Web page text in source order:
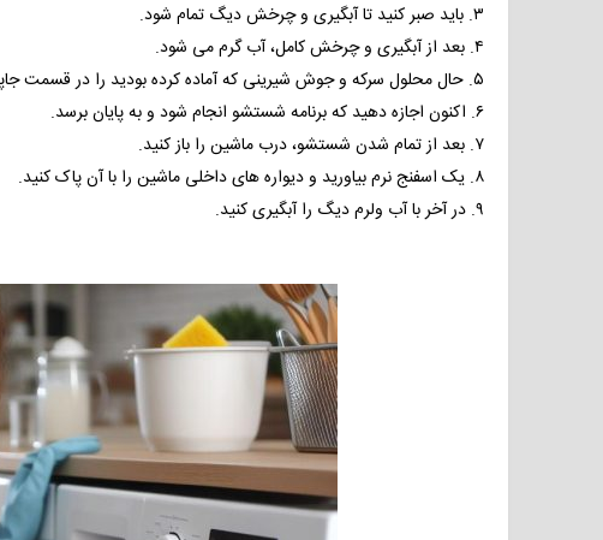
۳. باید صبر کنید تا آبگیری و چرخش دیگ تمام شود.
۴. بعد از آبگیری و چرخش کامل، آب گرم می شود.
۵. حال محلول سرکه و جوش شیرینی که آماده کرده بودید را در قسمت جاپودری بریزید.
۶. اکنون اجازه دهید که برنامه شستشو انجام شود و به پایان برسد.
۷. بعد از تمام شدن شستشو، درب ماشین را باز کنید.
۸. یک اسفنج نرم بیاورید و دیواره های داخلی ماشین را با آن پاک کنید.
۹. در آخر با آب ولرم دیگ را آبگیری کنید.